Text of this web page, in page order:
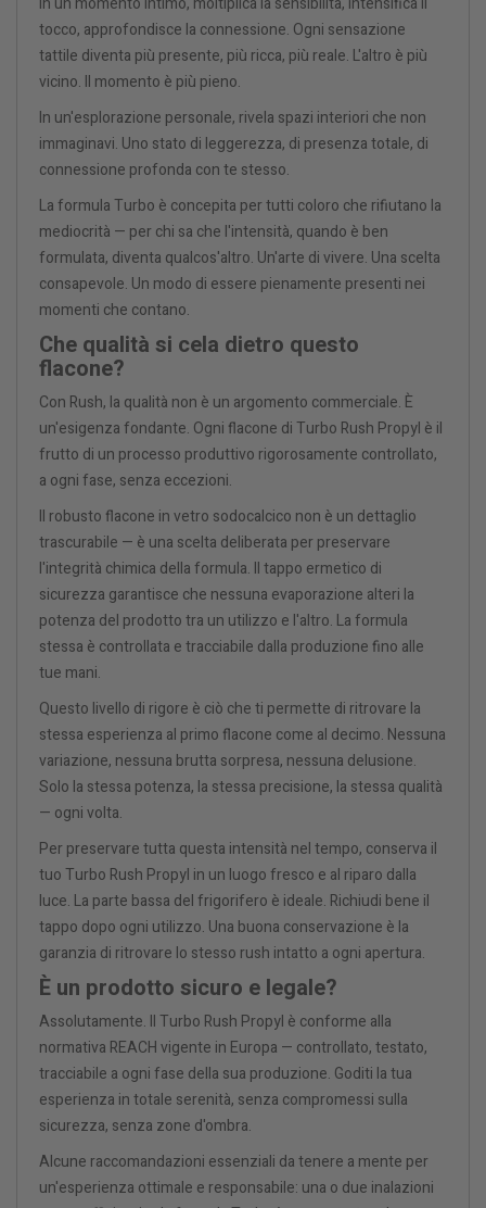
tocco, approfondisce la connessione. Ogni sensazione
tattile diventa più presente, più ricca, più reale. L'altro è più
vicino. Il momento è più pieno.
In un'esplorazione personale, rivela spazi interiori che non
immaginavi. Uno stato di leggerezza, di presenza totale, di
connessione profonda con te stesso.
La formula Turbo è concepita per tutti coloro che rifiutano la
mediocrità — per chi sa che l'intensità, quando è ben
formulata, diventa qualcos'altro. Un'arte di vivere. Una scelta
consapevole. Un modo di essere pienamente presenti nei
momenti che contano.
Che qualità si cela dietro questo
flacone?
Con Rush, la qualità non è un argomento commerciale. È
un'esigenza fondante. Ogni flacone di Turbo Rush Propyl è il
frutto di un processo produttivo rigorosamente controllato,
a ogni fase, senza eccezioni.
Il robusto flacone in vetro sodocalcico non è un dettaglio
trascurabile — è una scelta deliberata per preservare
l'integrità chimica della formula. Il tappo ermetico di
sicurezza garantisce che nessuna evaporazione alteri la
potenza del prodotto tra un utilizzo e l'altro. La formula
stessa è controllata e tracciabile dalla produzione fino alle
tue mani.
Questo livello di rigore è ciò che ti permette di ritrovare la
stessa esperienza al primo flacone come al decimo. Nessuna
variazione, nessuna brutta sorpresa, nessuna delusione.
Solo la stessa potenza, la stessa precisione, la stessa qualità
— ogni volta.
Per preservare tutta questa intensità nel tempo, conserva il
tuo Turbo Rush Propyl in un luogo fresco e al riparo dalla
luce. La parte bassa del frigorifero è ideale. Richiudi bene il
tappo dopo ogni utilizzo. Una buona conservazione è la
garanzia di ritrovare lo stesso rush intatto a ogni apertura.
È un prodotto sicuro e legale?
Assolutamente. Il Turbo Rush Propyl è conforme alla
normativa REACH vigente in Europa — controllato, testato,
tracciabile a ogni fase della sua produzione. Goditi la tua
esperienza in totale serenità, senza compromessi sulla
sicurezza, senza zone d'ombra.
Alcune raccomandazioni essenziali da tenere a mente per
un'esperienza ottimale e responsabile: una o due inalazioni